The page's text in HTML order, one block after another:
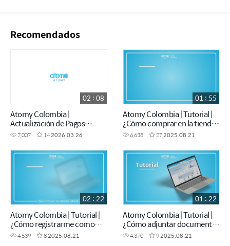
Recomendados
Atomy Colombia |
Actualización de Pagos
Presenciales
7,007 142026.03.26
02 : 08
Atomy Colombia | Tutorial |
¿Cómo comprar en la tienda
de Atomy Colombia?
6,638 272025.08.21
01 : 55
Atomy Colombia | Tutorial |
¿Cómo registrarme como
distribuidor?
4,539 82025.08.21
02 : 22
Atomy Colombia | Tutorial |
¿Cómo adjuntar documentos
para el pago de comisiones?
4,370 92025.08.21
01 : 22